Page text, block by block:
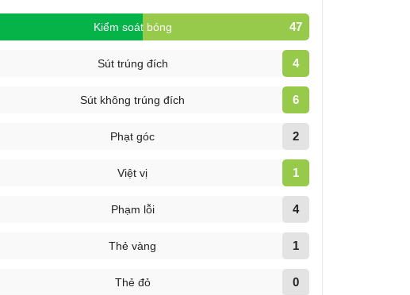
Kiểm soát bóng 47
Sút trúng đích 4
Sút không trúng đích 6
Phạt góc 2
Việt vị 1
Phạm lỗi 4
Thẻ vàng 1
Thẻ đỏ 0